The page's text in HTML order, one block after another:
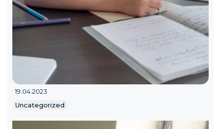
19.04.2023
Uncategorized